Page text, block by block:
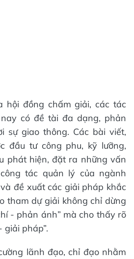
hội đồng chấm giải, các tác
có đề tài đa dạng, phản
sự giao thông. Các bài viết,
đầu tư công phu, kỹ lưỡng,
phát hiện, đặt ra những vấn
tác quản lý của ngành
đề xuất các giải pháp khắc
tham dự giải không chỉ dừng
- phản ánh” mà cho thấy rõ
giải pháp”.
lãnh đạo, chỉ đạo nhằm